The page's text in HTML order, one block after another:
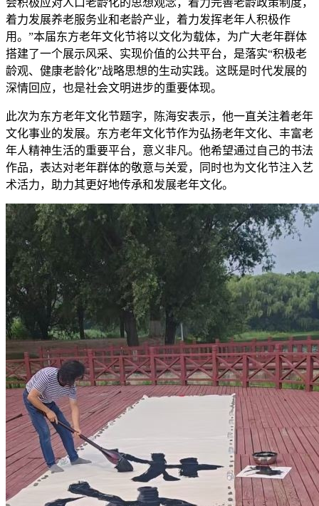
着力发展养老服务业和老龄产业，着力发挥老年人积极作
用。”本届东方老年文化节将以文化为载体，为广大老年群体
搭建了一个展示风采、实现价值的公共平台，是落实“积极老
龄观、健康老龄化”战略思想的生动实践。这既是时代发展的
深情回应，也是社会文明进步的重要体现。
此次为东方老年文化节题字，陈海安表示，他一直关注着老年
文化事业的发展。东方老年文化节作为弘扬老年文化、丰富老
年人精神生活的重要平台，意义非凡。他希望通过自己的书法
作品，表达对老年群体的敬意与关爱，同时也为文化节注入艺
术活力，助力其更好地传承和发展老年文化。